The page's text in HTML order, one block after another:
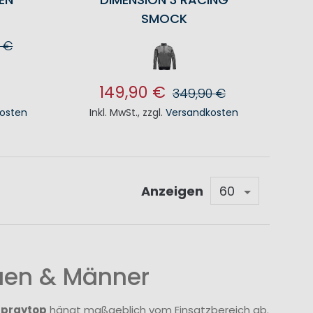
€
SMOCK
149,90 € 349,90 €
Inkl. MwSt., zzgl.Versandkosten
Anzeigen
& Männer